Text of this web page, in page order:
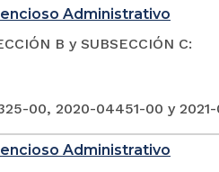
Administrativo
B y SUBSECCIÓN C:
00, 2020-04451-00 y
Administrativo